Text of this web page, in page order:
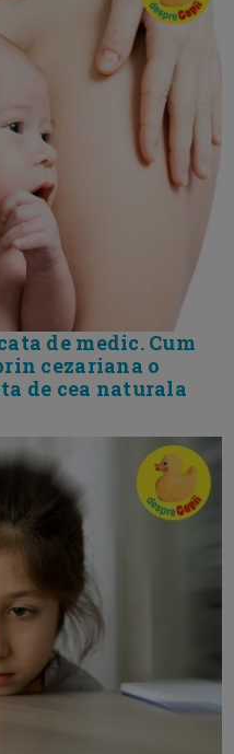
de medic. Cum
cezariana o
de cea naturala